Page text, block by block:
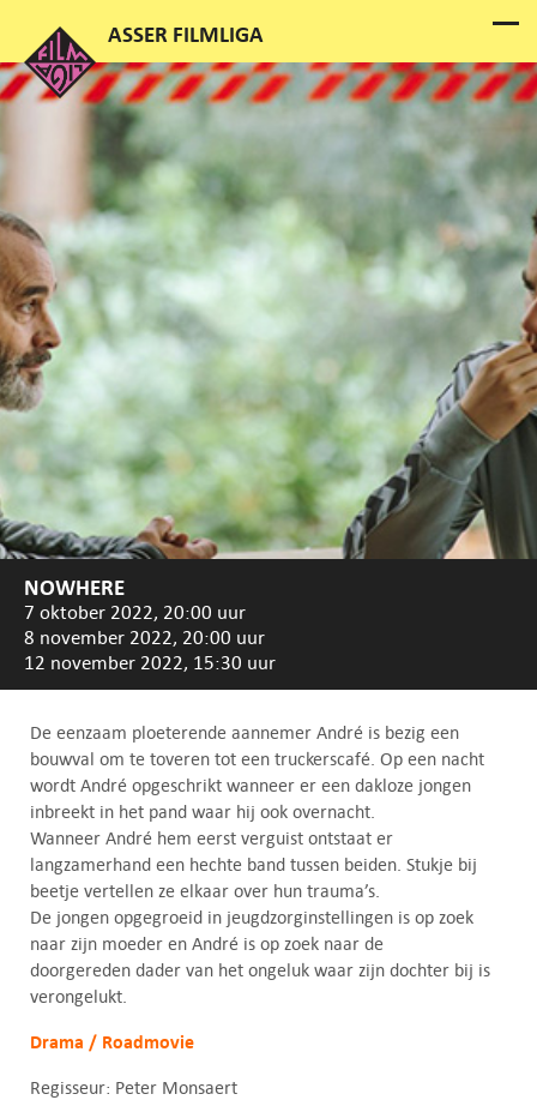
NOWHERE
7 oktober 2022, 20:00 uur
8 november 2022, 20:00 uur
12 november 2022, 15:30 uur
De eenzaam ploeterende aannemer André is bezig een
bouwval om te toveren tot een truckerscafé. Op een nacht
wordt André opgeschrikt wanneer er een dakloze jongen
inbreekt in het pand waar hij ook overnacht.
Wanneer André hem eerst verguist ontstaat er
langzamerhand een hechte band tussen beiden. Stukje bij
beetje vertellen ze elkaar over hun trauma’s.
De jongen opgegroeid in jeugdzorginstellingen is op zoek
naar zijn moeder en André is op zoek naar de
doorgereden dader van het ongeluk waar zijn dochter bij is
verongelukt.
Drama / Roadmovie
Regisseur: Peter Monsaert